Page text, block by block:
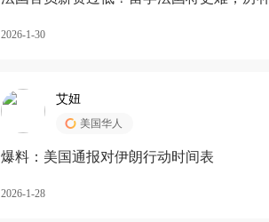
2026-1-30
艾妞
美国华人
爆料：美国通报对伊朗行动时间表
2026-1-28